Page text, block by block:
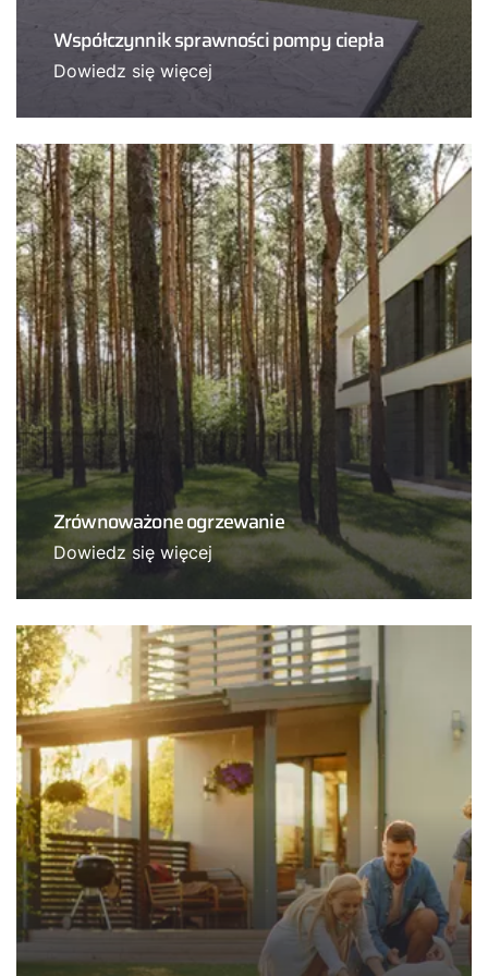
Współczynnik sprawności pompy ciepła
Dowiedz się więcej
Zrównoważone ogrzewanie
Dowiedz się więcej